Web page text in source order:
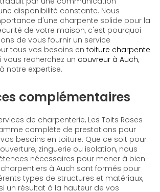
disponibilité constante. Nous
d'une charpente solide pour la
de votre maison, c'est pourquoi
de vous fournir un service
tous vos besoins en toiture charpente
vous recherchez un couvreur à Auch,
notre expertise.
complémentaires
de charpenterie, Les Toits Roses
complète de prestations pour
besoins en toiture. Que ce soit pour
zinguerie ou isolation, nous
nécessaires pour mener à bien
à Auch sont formés pour
types de structures et matériaux,
un résultat à la hauteur de vos